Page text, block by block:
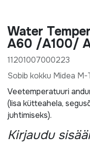
Water
A60 /A100/
11201007000223
Sobib kokku Midea
Veetemperatuuri
(lisa kütteahela,
juhtimiseks).
Kirjaudu